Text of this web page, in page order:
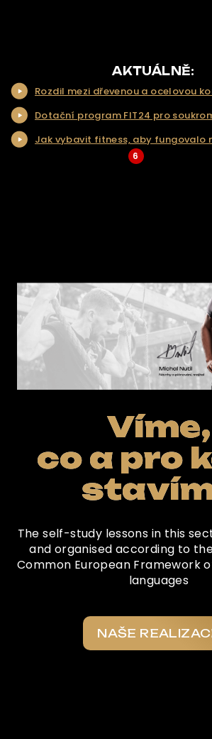
NAŠE NABÍDKA
NAŠE SLUŽBY
REALIZACE
KONTAKT
AKTUÁLNĚ:
Rozdil mezi dřevenou a ocelovou
Dotační program FIT24 pro
Jak vybavit fitness, aby fungovalo
6
Víme,
co a pro
The self-study lessons in this
and organised according to
Common European Framework
languages
NAŠE